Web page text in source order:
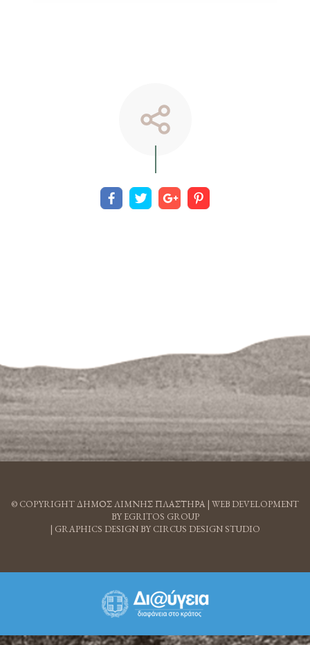
© COPYRIGHT ΔΗΜΟΣ ΛΙΜΝΗΣ ΠΛΑΣΤΗΡΑ | WEB DEVELOPMENT
BY EGRITOS GROUP
| GRAPHICS DESIGN BY CIRCUS DESIGN STUDIO